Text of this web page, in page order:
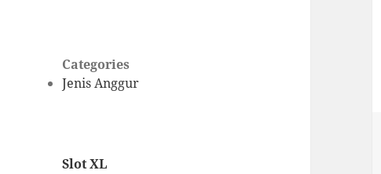
Categories
Jenis Anggur
Slot XL